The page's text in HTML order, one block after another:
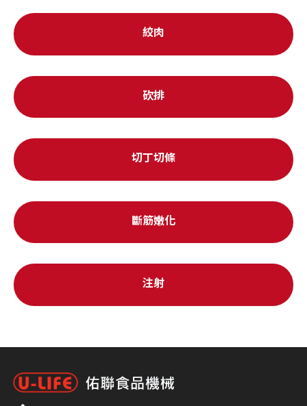
絞肉
砍排
切丁切條
斷筋嫩化
注射